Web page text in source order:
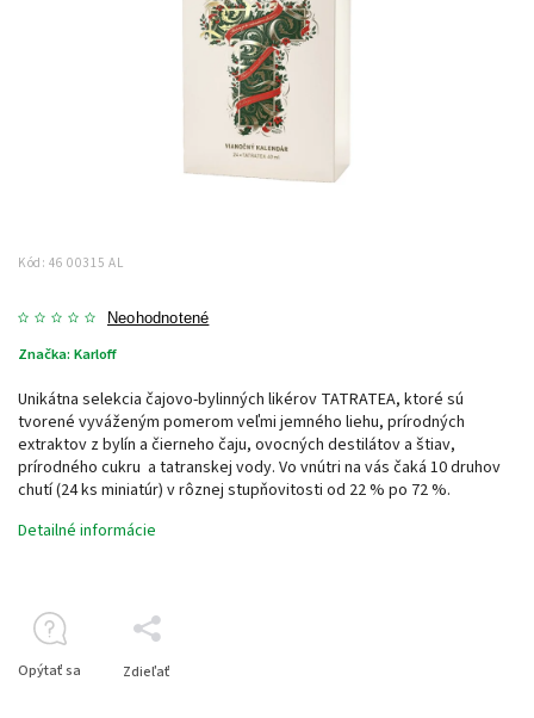
Kód: 46 00315 AL
Neohodnotené
Značka: Karloff
Unikátna selekcia čajovo-bylinných likérov TATRATEA, ktoré sú
tvorené vyváženým pomerom veľmi jemného liehu, prírodných
extraktov z bylín a čierneho čaju, ovocných destilátov a štiav,
prírodného cukru a tatranskej vody. Vo vnútri na vás čaká 10 druhov
chutí (24 ks miniatúr) v rôznej stupňovitosti od 22 % po 72 %.
Detailné informácie
Opýtať sa Zdieľať